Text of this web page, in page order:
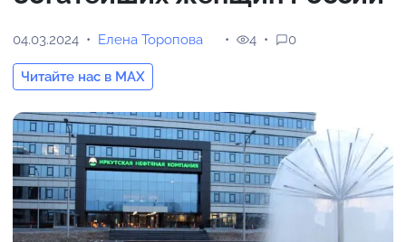
04.03.2024 Елена Торопова
Читайте нас в MAX
4 0